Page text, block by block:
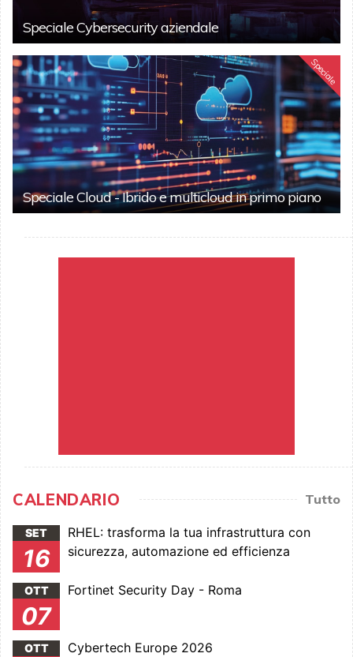
Speciale Cybersecurity aziendale
Speciale
Speciale Cloud - Ibrido e multicloud in primo piano
CALENDARIO Tutto
SET
16
RHEL: trasforma la tua infrastruttura con
sicurezza, automazione ed efficienza
OTT
07
Fortinet Security Day - Roma
OTT Cybertech Europe 2026